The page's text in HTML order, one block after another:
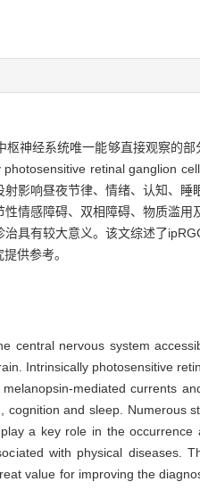
神经系统唯一能够直接观察的
retinal ganglion
影响昼夜节律、情绪、认知、
情感障碍、双相障碍、物质滥
具有较大意义。该文综述了
供参考。
nervous system
Intrinsically photosensitive
mediated currents
and sleep. Numerous
a key role in the
with physical diseases.
value for improving the